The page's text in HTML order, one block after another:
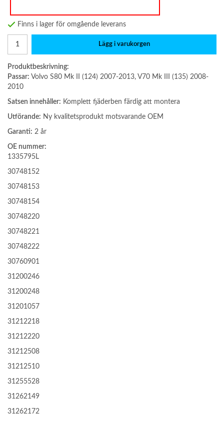
Finns i lager för omgående leverans
Lägg i varukorgen
Produktbeskrivning:
Passar: Volvo S80 Mk II (124) 2007-2013, V70 Mk III (135) 2008-
2010
Satsen innehåller: Komplett fjäderben färdig att montera
Utförande: Ny kvalitetsprodukt motsvarande OEM
Garanti: 2 år
OE nummer:
1335795L
30748152
30748153
30748154
30748220
30748221
30748222
30760901
31200246
31200248
31201057
31212218
31212220
31212508
31212510
31255528
31262149
31262172